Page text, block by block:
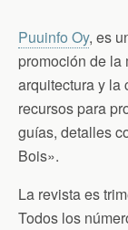
Puuinfo Oy, es
promoción de la
arquitectura y la
recursos para
guías, detalles
Bois».
La revista es
Todos los